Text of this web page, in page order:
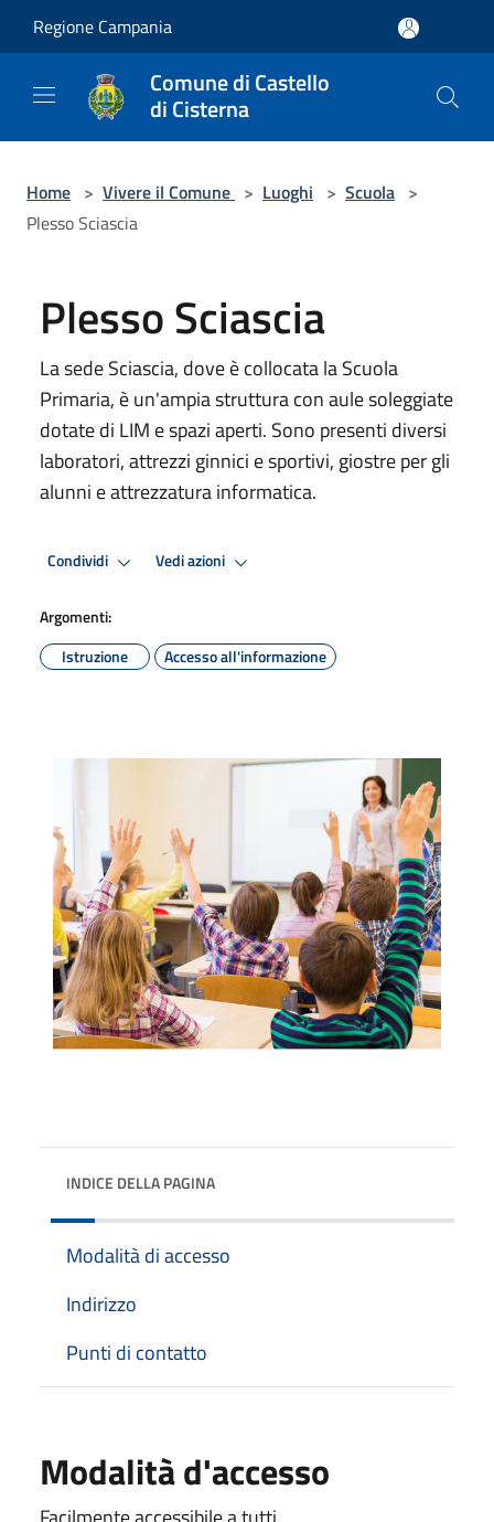
Regione Campania
Comune di Castello
di Cisterna
Home > Vivere il Comune > Luoghi > Scuola >
Plesso Sciascia
Plesso Sciascia
La sede Sciascia, dove è collocata la Scuola
Primaria, è un'ampia struttura con aule soleggiate
dotate di LIM e spazi aperti. Sono presenti diversi
laboratori, attrezzi ginnici e sportivi, giostre per gli
alunni e attrezzatura informatica.
Condividi Vedi azioni
Argomenti:
Istruzione
Accesso all'informazione
INDICE DELLA PAGINA
Modalità di accesso
Indirizzo
Punti di contatto
Modalità d'accesso